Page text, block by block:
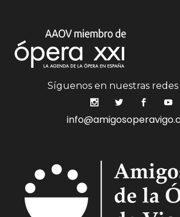
Síguenos en nuestras redes